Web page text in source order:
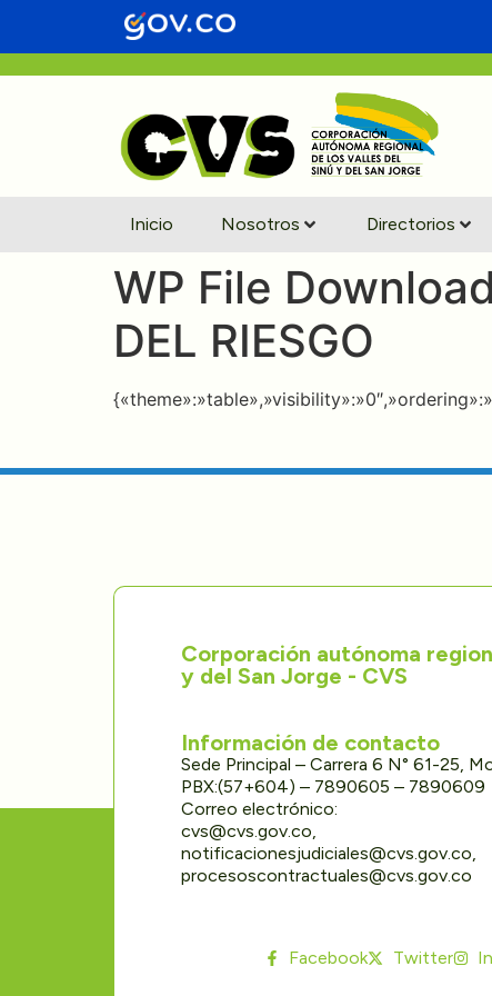
Inicio Nosotros Directorios
WP File
DEL RIESGO
Corporación autónoma
y del San Jorge - CVS
Información de contacto
Sede Principal – Carrera 6 N° 61-25,
PBX:(57+604) – 7890605 – 7890609
Correo electrónico:
cvs@cvs.gov.co,
notificacionesjudiciales@cvs.gov.co,
procesoscontractuales@cvs.gov.co
Facebook Twitter